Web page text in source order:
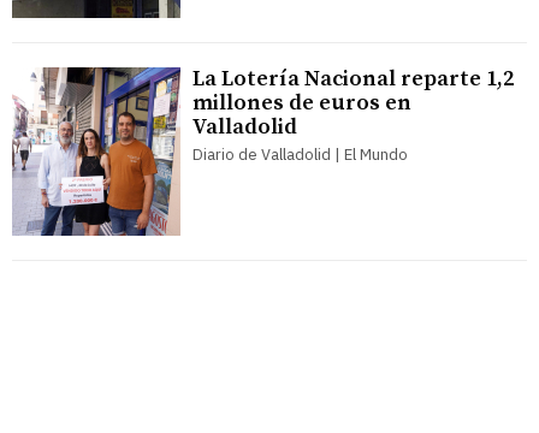
La Lotería Nacional reparte 1,2
millones de euros en
Valladolid
Diario de Valladolid | El Mundo